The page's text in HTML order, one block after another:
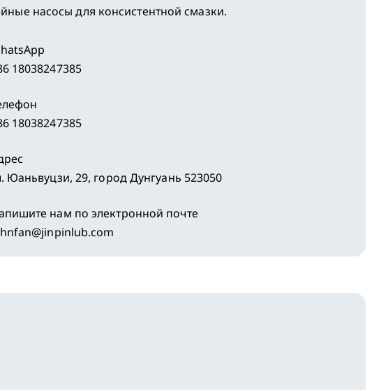
насосы для консистентной смазки.
18038247385
18038247385
Юаньвуцзи, 29, город Дунгуань 523050
нам по электронной почте